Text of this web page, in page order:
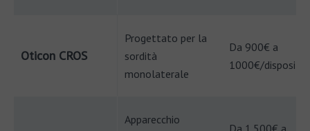
Oticon CROS
Progettato per la
sordità
monolaterale
Da 900€ a
1000€/
Apparecchio
Da 1.500€ a